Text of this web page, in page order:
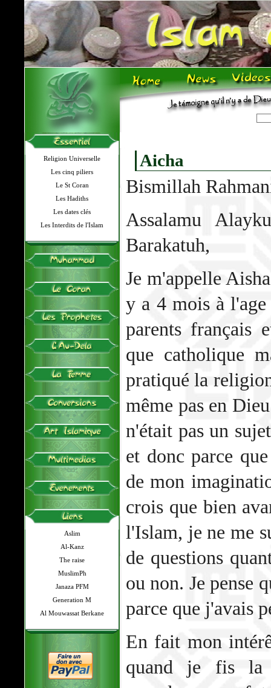
Religion Universelle
Les cinq piliers
Le St Coran
Les Hadiths
Les dates clés
Les Interdits de l'Islam
Aslim
Al-Kanz
The raise
MuslimPh
Janaza PFM
Generation M
Al Mouwassat Berkane
Aicha
Bismillah
Assalamu
Barakatuh,
Je m'appelle
y a 4 mois à l'age
parents français
que catholique
pratiqué la
même pas en
n'était pas un
et donc parce
de mon
crois que bien
l'Islam, je ne me
de questions
ou non. Je pense
parce que j'avais
En fait mon
quand je fis la